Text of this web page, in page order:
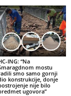
ING: “Na
mostu
smo samo gornji
konstrukcije, donje
nije bilo
ugovora”